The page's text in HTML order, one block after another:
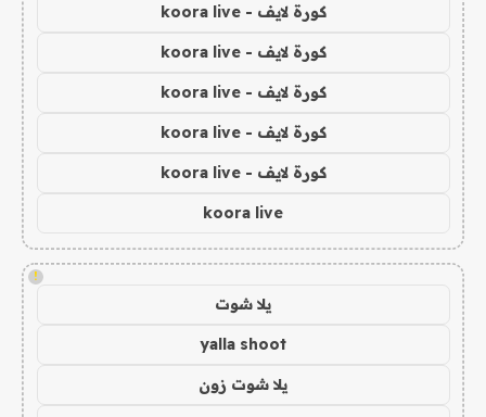
كورة لايف - koora live
كورة لايف - koora live
كورة لايف - koora live
كورة لايف - koora live
كورة لايف - koora live
koora live
!
يلا شوت
yalla shoot
يلا شوت زون